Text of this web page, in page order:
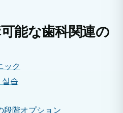
能な歯科関連の
ック
습
段階オプション